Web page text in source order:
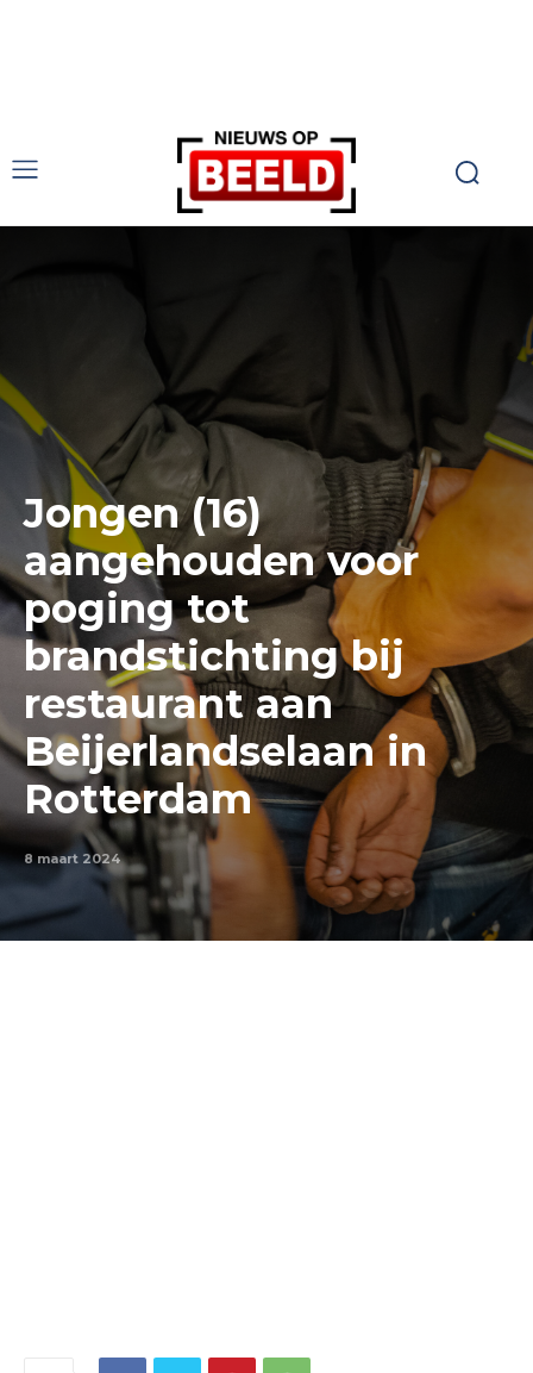
Jongen (16)
aangehouden voor
poging tot
brandstichting bij
restaurant aan
Beijerlandselaan in
Rotterdam
8 maart 2024